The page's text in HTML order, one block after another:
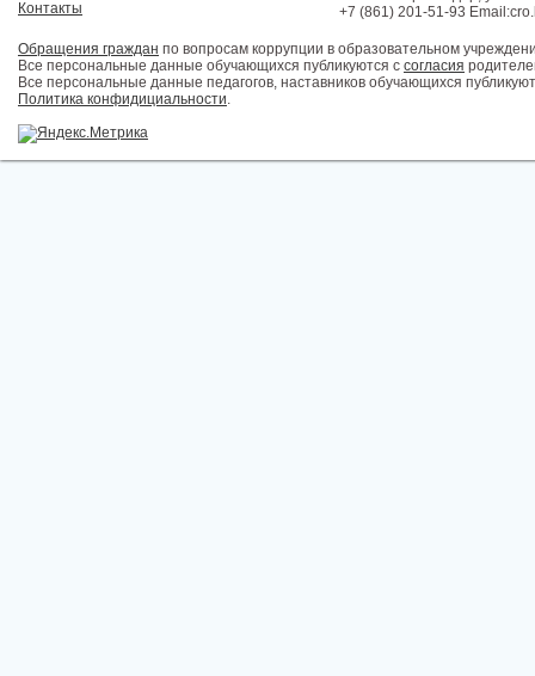
Контакты
+7 (861) 201-51-93
Обращения граждан по вопросам коррупции в образовательном
Все персональные данные обучающихся публикуются с согласия
Все персональные данные педагогов, наставников обучающихся
Политика конфидициальности.